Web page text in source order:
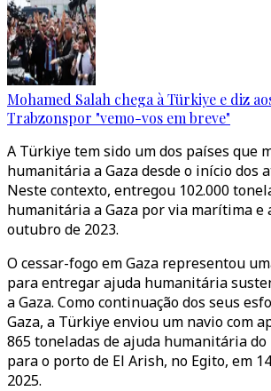
Mohamed Salah chega à Türkiye e diz
Trabzonspor "vemo-vos em breve"
A Türkiye tem sido um dos países que
humanitária a Gaza desde o início dos
Neste contexto, entregou 102.000
humanitária a Gaza por via marítima e
outubro de 2023.
O cessar-fogo em Gaza representou
para entregar ajuda humanitária
a Gaza. Como continuação dos seus
Gaza, a Türkiye enviou um navio com
865 toneladas de ajuda humanitária
para o porto de El Arish, no Egito, em
2025.